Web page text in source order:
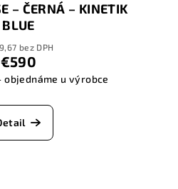
– ČERNÁ – KINETIK
BLUE
bez DPH
€590
objednáme u výrobce